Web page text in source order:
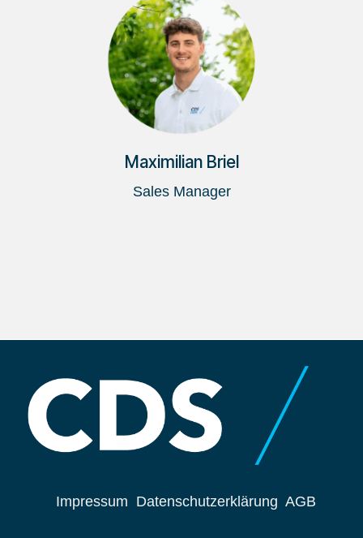
Maximilian Briel
Sales Manager
Impressum Datenschutzerklärung AGB